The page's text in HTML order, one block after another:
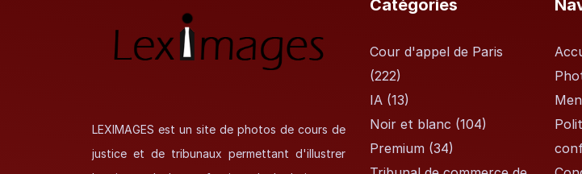
LEXIMAGES est un site de photos de cours de
justice et de tribunaux permettant d'illustrer
Catégories
Cour d'appel de Paris
(222)
IA(13)
Noir et blanc (104)
Premium(34)